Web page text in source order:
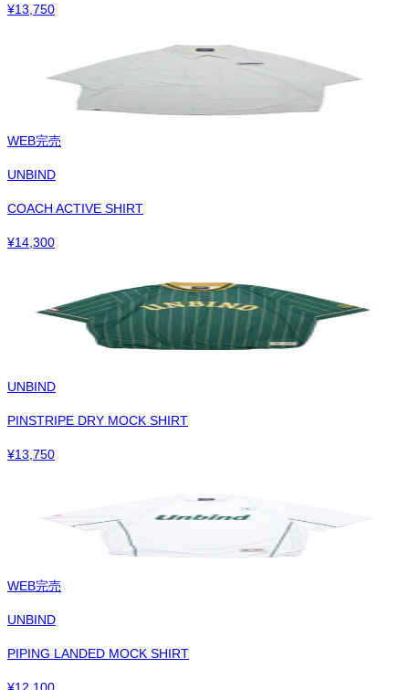
¥13,750
WEB完売
UNBIND
COACH ACTIVE SHIRT
¥14,300
UNBIND
PINSTRIPE DRY MOCK SHIRT
¥13,750
WEB完売
UNBIND
PIPING LANDED MOCK SHIRT
¥12,100